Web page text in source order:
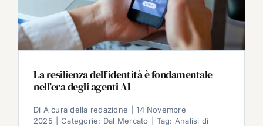
La resilienza dell’identità è fondamentale
nell’era degli agenti AI
Di A cura della redazione
14 Novembre
2025
Categorie: Dal Mercato Tag: Analisi di